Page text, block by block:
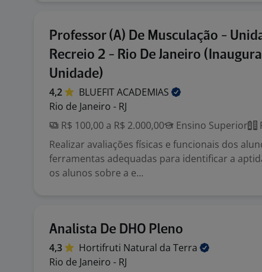
Professor (A) De Musculação -
Recreio 2 - Rio De Janeiro
Unidade)
4,2 BLUEFITACADEMIAS
Rio de Janeiro - RJ
R$ 100,00 a R$ 2.000,00
Ensino Superior
Realizar avaliações físicas e funcionais dos
ferramentas adequadas para identificar a
os alunos sobre a e...
Analista De DHO Pleno
4,3 Hortifruti Natural da Terra
Rio de Janeiro - RJ